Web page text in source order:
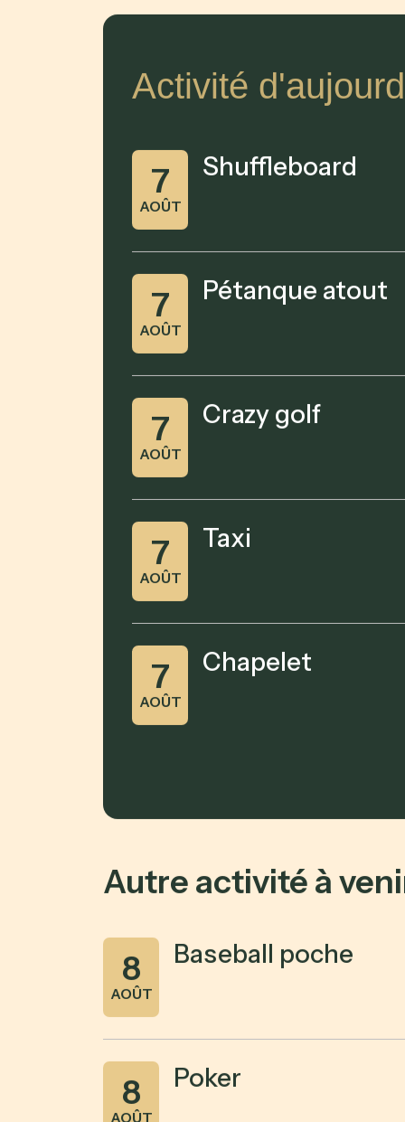
Activité
7
AOÛT
Shuffleboard
7
AOÛT
Pétanque atout
7
AOÛT
Crazy golf
7
AOÛT
Taxi
7
AOÛT
Chapelet
Autre activité à
8
AOÛT
Baseball poche
8
AOÛT
Poker